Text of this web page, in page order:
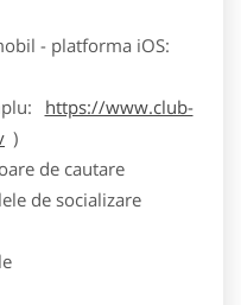
- platforma iOS:
https://www.club-
)
de cautare
de socializare